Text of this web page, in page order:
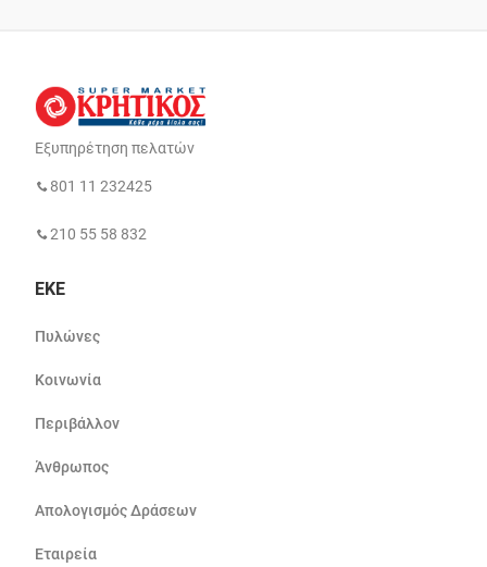
Εξυπηρέτηση πελατών
801 11 232425
210 55 58 832
ΕΚΕ
Πυλώνες
Κοινωνία
Περιβάλλον
Άνθρωπος
Απολογισμός Δράσεων
Εταιρεία